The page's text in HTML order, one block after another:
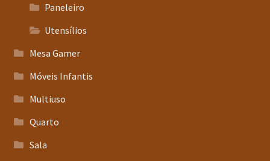
Paneleiro
Utensílios
Mesa Gamer
Móveis Infantis
Multiuso
Quarto
Sala